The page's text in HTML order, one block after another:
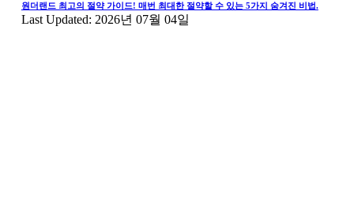
원더랜드 최고의 절약 가이드! 매번 최대한 절약할 수 있는 5가지 숨겨진 비법.
Last Updated: 2026년 07월 04일